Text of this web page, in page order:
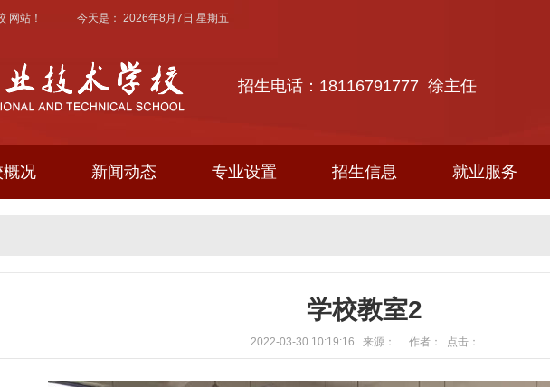
网站！ 今天是： 2026年8月7日 星期五
招生电话：18116791777 徐主任
概况 新闻动态 专业设置 招生信息 就业服务
学校教室2
2022-03-30 10:19:16 来源： 作者： 点击：